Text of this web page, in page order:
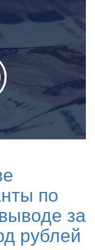
по
за
рублей